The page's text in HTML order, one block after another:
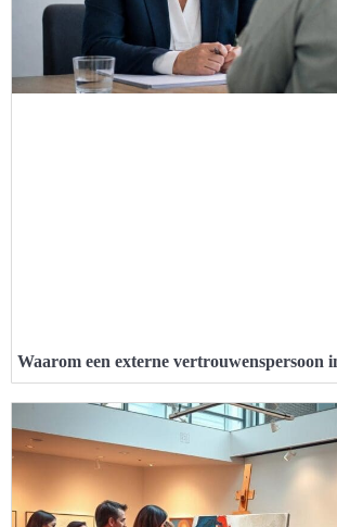
Waarom een externe vertrouwenspersoon